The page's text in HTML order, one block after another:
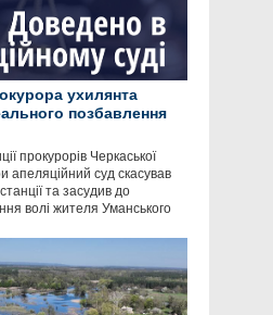
ухилянта
позбавлення
прокурорів Черкаської
апеляційний суд скасував
та засудив до
волі жителя Уманського